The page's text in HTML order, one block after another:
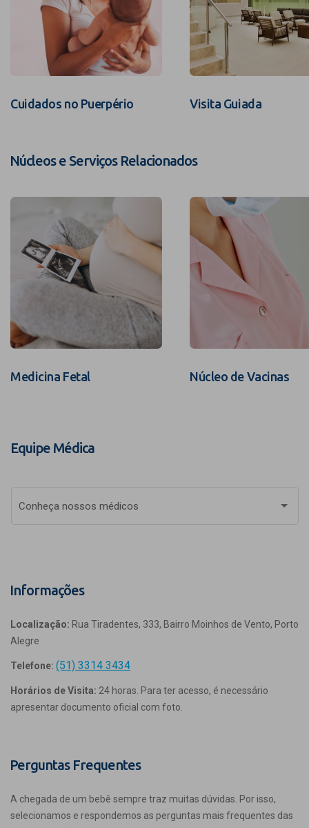
Cuidados no Puerpério Visita Guiada
Núcleos e Serviços Relacionados
Medicina Fetal Núcleo de Vacinas
Equipe Médica
Conheça nossos médicos
Informações
Localização: Rua Tiradentes, 333, Bairro Moinhos de Vento, Porto
Alegre
Telefone: (51) 3314 3434
Horários de Visita: 24 horas. Para ter acesso, é necessário
apresentar documento oficial com foto.
Perguntas Frequentes
A chegada de um bebê sempre traz muitas dúvidas. Por isso,
selecionamos e respondemos as perguntas mais frequentes das